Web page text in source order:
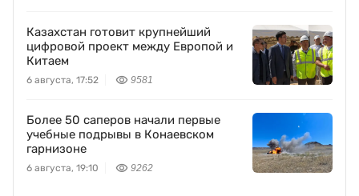
Казахстан готовит крупнейший
цифровой проект между Европой и
Китаем
6 августа, 17:52 9581
Более 50 саперов начали первые
учебные подрывы в Конаевском
гарнизоне
6 августа, 19:10 9262